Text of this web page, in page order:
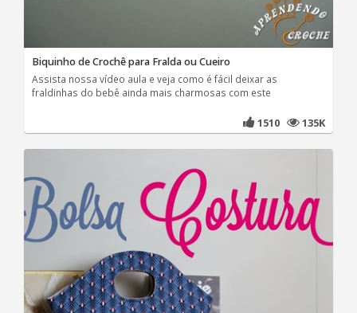
Biquinho de Crochê para Fralda ou Cueiro
Assista nossa vídeo aula e veja como é fácil deixar as
fraldinhas do bebê ainda mais charmosas com este
1510 135K